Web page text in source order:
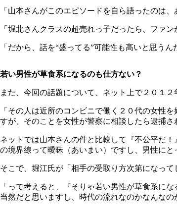
「山本さんがこのエピソードを自ら語ったのは
「堀北さんクラスの超売れっ子だったら、ファ
「だから、話を“盛ってる”可能性も高いと思う
若い男性が草食系になるのも仕方ない？
また、今回の話題について、ネット上で２０１
「その人は近所のコンビニで働く２０代の女性
すが、そのことを女性が警察に相談したら逮捕さ
ネットでは山本さんの件と比較して『不公平だ
の境界線って曖昧（あいまい）ですし、男性に
そこで、堀江氏が「相手の受取り方次第になって
「って考えると、『そりゃ若い男性が草食系に
当然だと思いますし、時代の流れなのかなんな